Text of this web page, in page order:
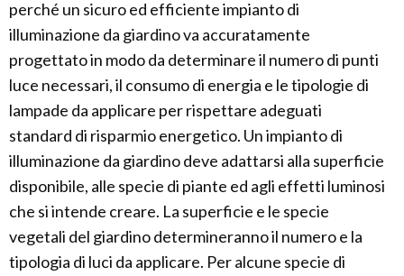
perché un sicuro ed efficiente impianto di
illuminazione da giardino va accuratamente
progettato in modo da determinare il numero di punti
luce necessari, il consumo di energia e le tipologie di
lampade da applicare per rispettare adeguati
standard di risparmio energetico. Un impianto di
illuminazione da giardino deve adattarsi alla superficie
disponibile, alle specie di piante ed agli effetti luminosi
che si intende creare. La superficie e le specie
vegetali del giardino determineranno il numero e la
tipologia di luci da applicare. Per alcune specie di